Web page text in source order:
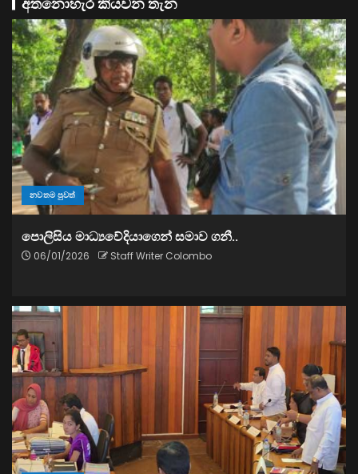
නවතම පුවත්
පොලිසිය මාධ්‍යවේදියාගෙන් සමාව ගනී..
06/01/2026 Staff Writer Colombo